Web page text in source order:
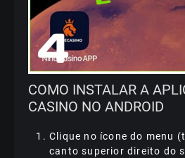
COMO INSTALAR A
CASINO NO ANDROID
Clique no ícone do menu
canto superior direito do